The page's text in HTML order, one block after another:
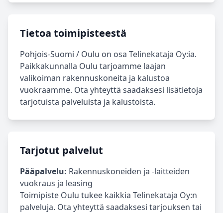
Tietoa toimipisteestä
Pohjois‑Suomi / Oulu on osa Telinekataja Oy:ia.
Paikkakunnalla Oulu tarjoamme laajan
valikoiman rakennuskoneita ja kalustoa
vuokraamme. Ota yhteyttä saadaksesi lisätietoja
tarjotuista palveluista ja kalustoista.
Tarjotut palvelut
Pääpalvelu: Rakennuskoneiden ja -laitteiden
vuokraus ja leasing
Toimipiste Oulu tukee kaikkia Telinekataja Oy:n
palveluja. Ota yhteyttä saadaksesi tarjouksen tai